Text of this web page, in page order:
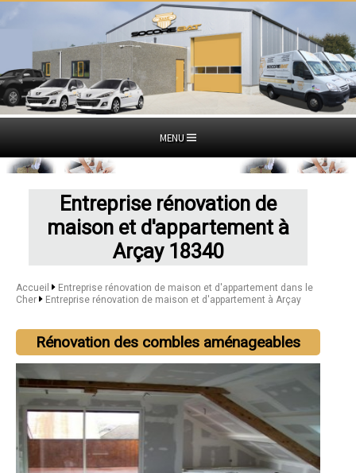
MENU
Entreprise rénovation de
maison et d'appartement à
Arçay 18340
Accueil
Entreprise rénovation de maison et d'appartement dans le
Cher
Entreprise rénovation de maison et d'appartement à Arçay
Rénovation des combles aménageables